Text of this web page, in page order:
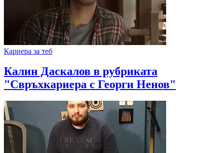
Кариера за теб
Калин Даскалов в рубриката
"Свръхкариера с Георги Ненов"